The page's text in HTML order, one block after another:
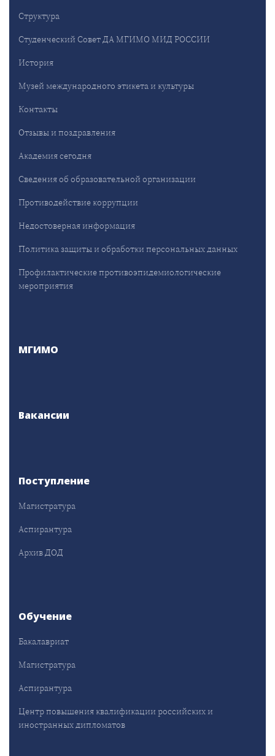
Структура
Студенческий Совет ДА МГИМО МИД РОССИИ
История
Музей международного этикета и культуры
Контакты
Отзывы и поздравления
Академия сегодня
Сведения об образовательной организации
Противодействие коррупции
Недостоверная информация
Политика защиты и обработки персональных данных
Профилактические противоэпидемиологические
мероприятия
МГИМО
Вакансии
Поступление
Магистратура
Аспирантура
Архив ДОД
Обучение
Бакалавриат
Магистратура
Аспирантура
Центр повышения квалификации российских и
иностранных дипломатов